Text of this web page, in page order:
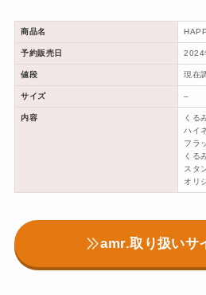
商品名
予約販売日 2024
値段 現在
サイズ –
内容
くる
ハイ
フラ
くる
スタ
オリ
amr.取り扱いサ